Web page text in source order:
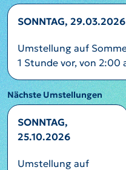
SONNTAG, 29.03.2026
Umstellung auf
1 Stunde vor, von 2:00
Nächste Umstellungen
SONNTAG,
25.10.2026
Umstellung auf